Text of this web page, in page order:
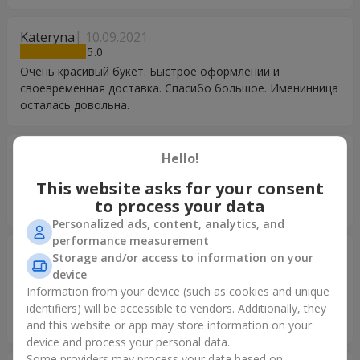
Kateryna 10.09.2021
5
Очень красивый букет. Быстрое оформлении и
своевременная доставка. Спасибо большое. Именинница
осталась довольна.
Прекрасный букет, отличный сервис . Спасибо всем за
вашу работу!!!
Дорошкевич Дмитро 24.06.2021
5
Чудовий букет! Все було зроблено професійно, дуже
швидко і оперативно доставлено. Дуже вдячний компаніі
за прекрасну роботу! Буду ще звертатись. Діма
Hello!
This website asks for your consent
to process your data
Personalized ads, content, analytics, and
performance measurement
Storage and/or access to information on your
device
Information from your device (such as cookies and unique
identifiers) will be accessible to vendors. Additionally, they
and this website or app may store information on your
device and process your personal data.